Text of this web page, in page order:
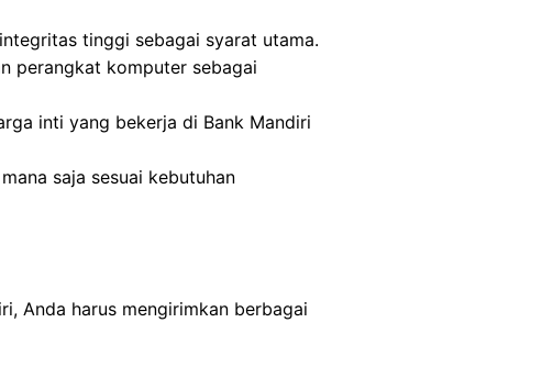
tinggi sebagai syarat utama.
perangkat komputer sebagai
inti yang bekerja di Bank Mandiri
saja sesuai kebutuhan
Anda harus mengirimkan berbagai